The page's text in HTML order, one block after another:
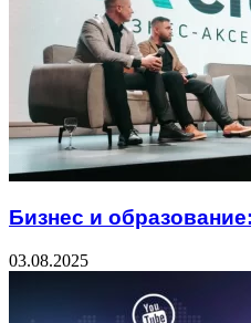
Бизнес и
03.08.2025